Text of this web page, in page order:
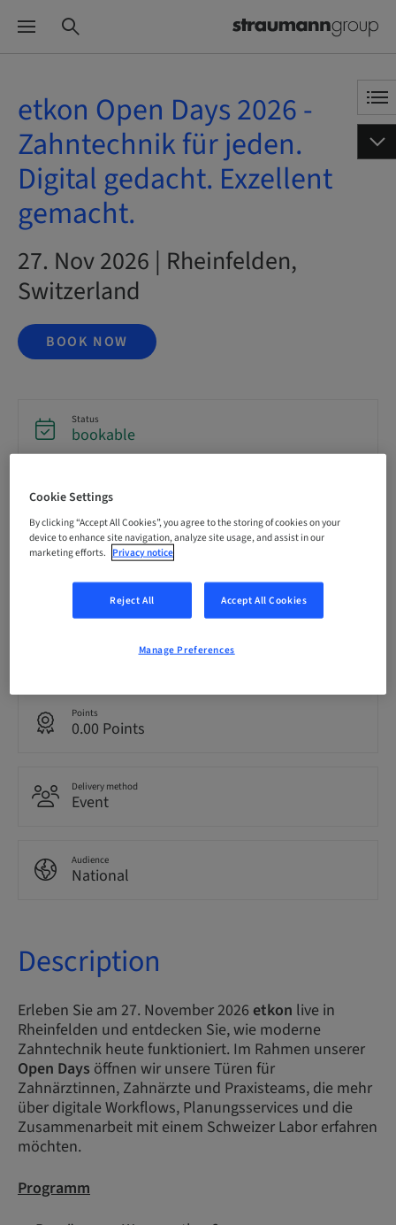
etkon Open Days 2026 -
Zahntechnik für jeden.
Digital gedacht. Exzellent
gemacht.
27. Nov 2026 | Rheinfelden,
Switzerland
BOOK NOW
Status
bookable
Registration deadline
20. Nov 2026 (UTC+1)
CHF 0.00
Points
0.00 Points
Delivery method
Event
Audience
National
Description
Erleben Sie am 27. November 2026 etkon live in
Rheinfelden und entdecken Sie, wie moderne
Zahntechnik heute funktioniert. Im Rahmen unserer
Open Days öffnen wir unsere Türen für
Zahnärztinnen, Zahnärzte und Praxisteams, die mehr
über digitale Workflows, Planungsservices und die
Zusammenarbeit mit einem Schweizer Labor erfahren
möchten.​
Programm
Cookie Settings
By clicking “Accept All Cookies”, you agree to the storing of cookies on your
device to enhance site navigation, analyze site usage, and assist in our
marketing efforts. Privacy notice
Reject All Accept All Cookies
Manage Preferences